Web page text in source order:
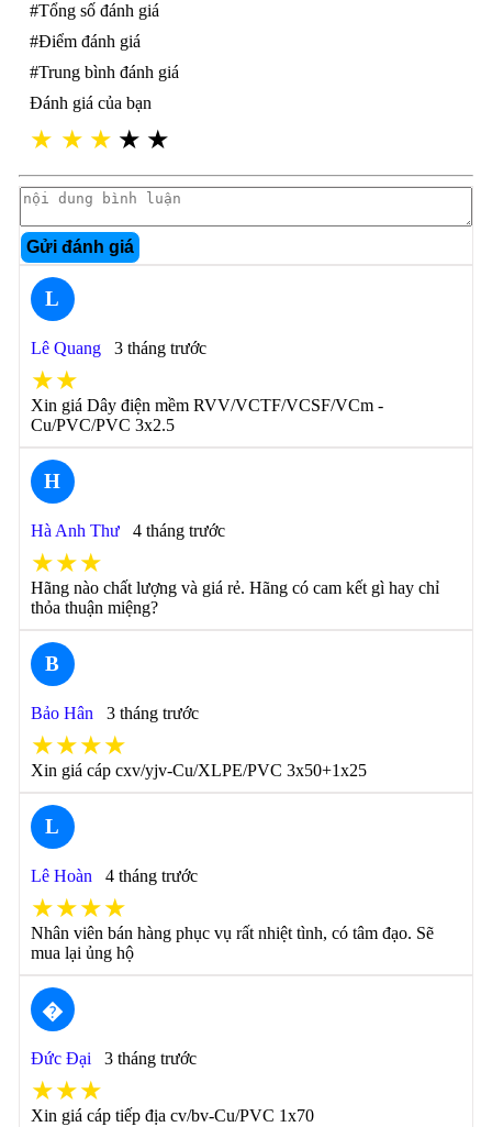
#Tổng số đánh giá
#Điểm đánh giá
#Trung bình đánh giá
Đánh giá của bạn
★ ★ ★ ★ ★
Gửi đánh giá
L
Lê Quang 3 tháng trước
★★
Xin giá Dây điện mềm RVV/VCTF/VCSF/VCm -
Cu/PVC/PVC 3x2.5
H
Hà Anh Thư 4 tháng trước
★★★
Hãng nào chất lượng và giá rẻ. Hãng có cam kết gì hay chỉ
thỏa thuận miệng?
B
Bảo Hân 3 tháng trước
★★★★
Xin giá cáp cxv/yjv-Cu/XLPE/PVC 3x50+1x25
L
Lê Hoàn 4 tháng trước
★★★★
Nhân viên bán hàng phục vụ rất nhiệt tình, có tâm đạo. Sẽ
mua lại ủng hộ
�
Đức Đại 3 tháng trước
★★★
Xin giá cáp tiếp địa cv/bv-Cu/PVC 1x70